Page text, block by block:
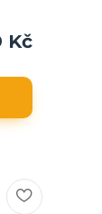
Kč